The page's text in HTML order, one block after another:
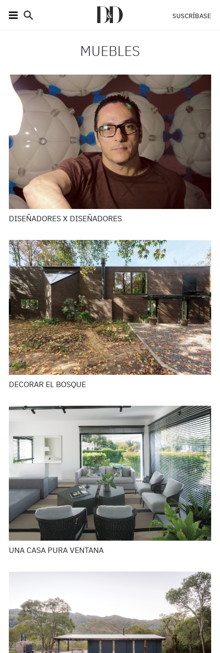
SUSCRÍBASE
MUEBLES
DISEÑADORES X DISEÑADORES
DECORAR EL BOSQUE
UNA CASA PURA VENTANA